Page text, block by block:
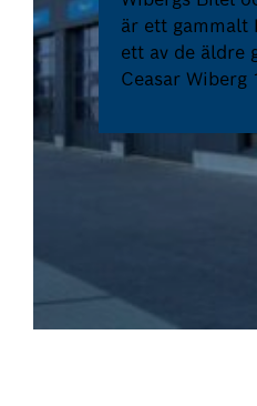
är ett gammalt
ett av de äldre
Ceasar Wiberg